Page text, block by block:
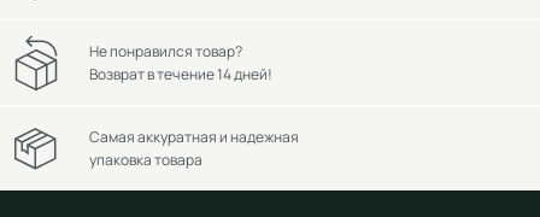
Не понравился товар?
Возврат в течение 14 дней!
Самая аккуратная и надежная
упаковка товара